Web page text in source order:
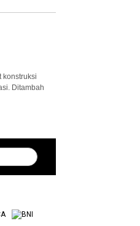
konstruksi
Ditambah